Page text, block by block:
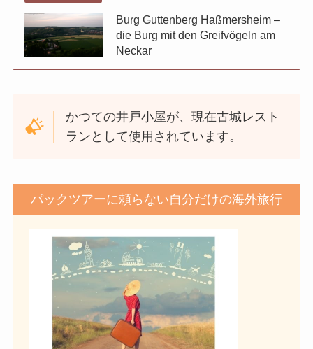
Burg Guttenberg Haßmersheim –
die Burg mit den Greifvögeln am
Neckar
かつての井戸小屋が、現在古城レスト
ランとして使用されています。
パックツアーに頼らない自分だけの海外旅行